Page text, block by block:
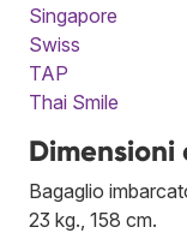
Singapore
Swiss
TAP
Thai Smile
Bagaglio
23 kg., 158 cm.